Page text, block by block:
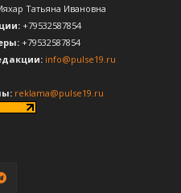
Татьяна Ивановна
+79532587854
+79532587854
info@pulse19.ru
reklama@pulse19.ru